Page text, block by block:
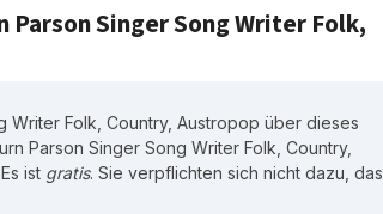
Parson Singer Song Writer Folk,
Writer Folk, Country, Austropop über dieses
Parson Singer Song Writer Folk, Country,
ist gratis. Sie verpflichten sich nicht dazu, das